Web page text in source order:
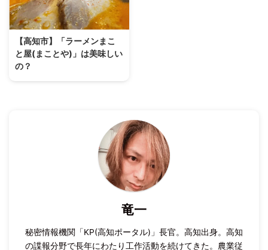
【高知市】「ラーメンまこ
と屋(まことや)」は美味しい
の？
竜一
秘密情報機関「KP(高知ポータル)」長官。高知出身。高知
の諜報分野で長年にわたり工作活動を続けてきた。農業従